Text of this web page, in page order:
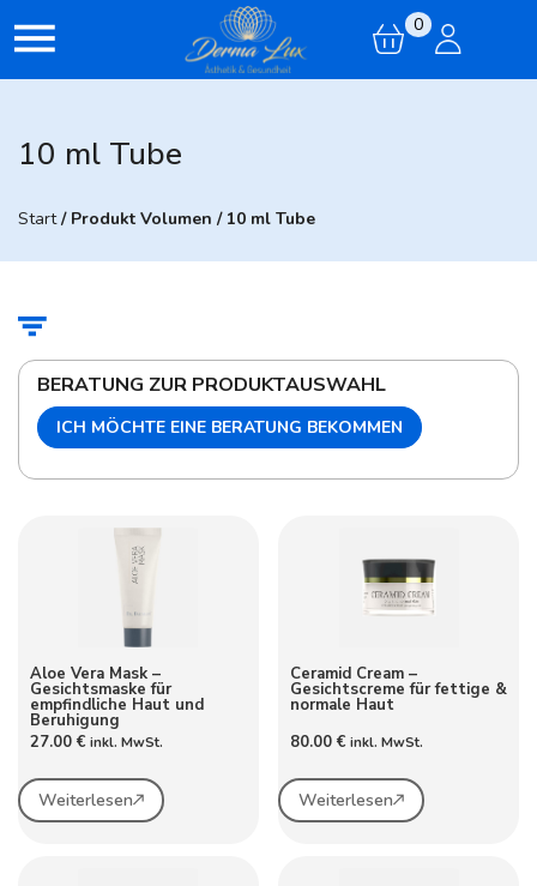
0
10 ml Tube
Start/ Produkt Volumen / 10 ml Tube
BERATUNG ZUR PRODUKTAUSWAHL
ICH MÖCHTE EINE BERATUNG BEKOMMEN
Aloe Vera Mask –
Gesichtsmaske für
empfindliche Haut und
Beruhigung
27.00 € inkl. MwSt.
Weiterlesen
Ceramid Cream –
Gesichtscreme für fettige &
normale Haut
80.00€ inkl. MwSt.
Weiterlesen